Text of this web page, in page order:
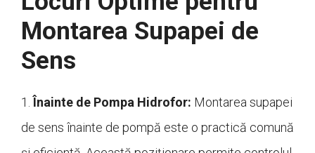
Montarea Supapei de
Sens
1.Înainte de Pompa Hidrofor: Montarea supapei
de sens înainte de pompă este o practică comună